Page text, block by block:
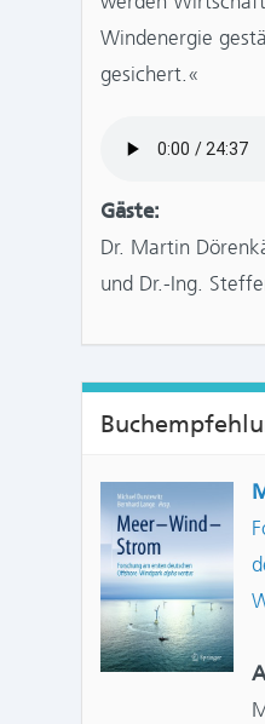
Windenergie
gesichert.«
Gäste:
Dr. Martin
und Dr.-Ing.